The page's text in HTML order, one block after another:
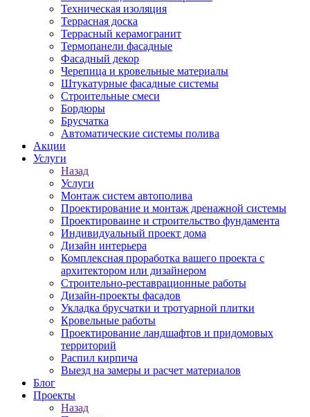
Техническая изоляция
Террасная доска
Террасный керамогранит
Термопанели фасадные
Фасадный декор
Черепица и кровельные материалы
Штукатурные фасадные системы
Строительные смеси
Бордюры
Брусчатка
Автоматические системы полива
Акции
Услуги
Назад
Услуги
Монтаж систем автополива
Проектирование и монтаж дренажной системы
Проектироваине и строительство фундамента
Индивидуальный проект дома
Дизайн интерьера
Комплексная проработка вашего проекта с
архитектором или дизайнером
Строительно-реставрационные работы
Дизайн-проекты фасадов
Укладка брусчатки и тротуарной плитки
Кровельные работы
Проектирование ландшафтов и придомовых
территорий
Распил кирпича
Выезд на замеры и расчет материалов
Блог
Проекты
Назад